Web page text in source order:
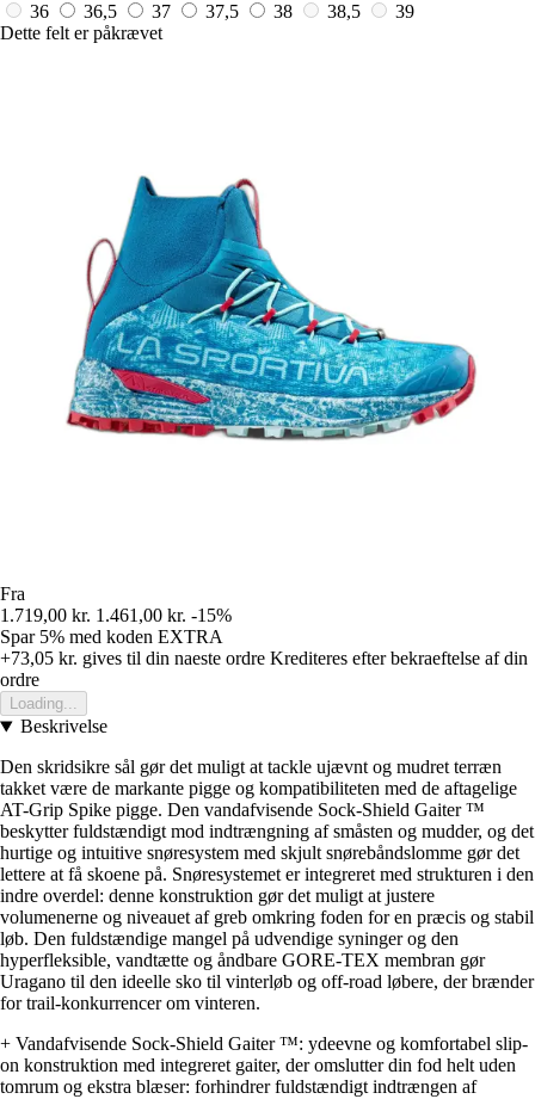
36
36,5 37 37,5 38 38,5
39
Dette felt er påkrævet
Fra
1.719,00 kr. 1.461,00 kr. -15%
Spar 5% med koden EXTRA
+73,05 kr. gives til din naeste ordre Krediteres efter bekraeftelse af din
ordre
Loading...
Beskrivelse
Den skridsikre sål gør det muligt at tackle ujævnt og mudret terræn
takket være de markante pigge og kompatibiliteten med de aftagelige
AT-Grip Spike pigge. Den vandafvisende Sock-Shield Gaiter ™
beskytter fuldstændigt mod indtrængning af småsten og mudder, og det
hurtige og intuitive snøresystem med skjult snørebåndslomme gør det
lettere at få skoene på. Snøresystemet er integreret med strukturen i den
indre overdel: denne konstruktion gør det muligt at justere
volumenerne og niveauet af greb omkring foden for en præcis og stabil
løb. Den fuldstændige mangel på udvendige syninger og den
hyperfleksible, vandtætte og åndbare GORE-TEX membran gør
Uragano til den ideelle sko til vinterløb og off-road løbere, der brænder
for trail-konkurrencer om vinteren.
+ Vandafvisende Sock-Shield Gaiter ™: ydeevne og komfortabel slip-
on konstruktion med integreret gaiter, der omslutter din fod helt uden
tomrum og ekstra blæser: forhindrer fuldstændigt indtrængen af